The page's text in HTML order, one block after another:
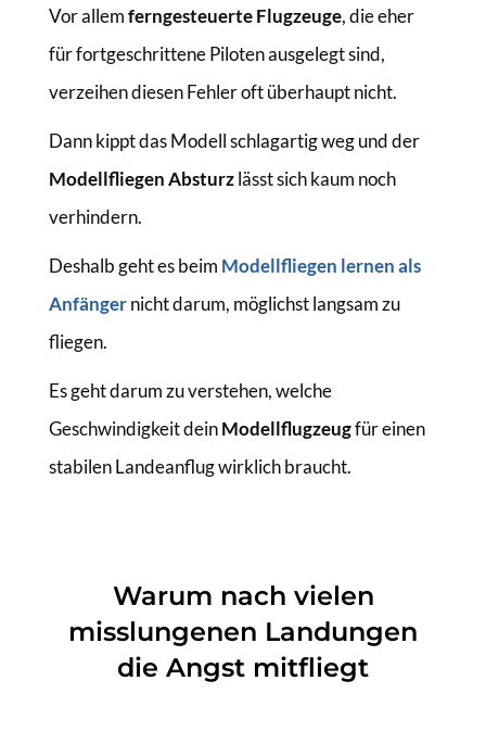
Vor allemferngesteuerte Flugzeuge, die eher
für fortgeschrittene Piloten ausgelegt sind,
verzeihen diesen Fehler oft überhaupt nicht.
Dann kippt das Modell schlagartig weg und der
Modellfliegen Absturzlässt sich kaum noch
verhindern.
Deshalb geht es beim Modellfliegen lernen als
Anfängernicht darum, möglichst langsam zu
fliegen.
Es geht darum zu verstehen, welche
Geschwindigkeit deinModellflugzeugfür einen
stabilen Landeanflug wirklich braucht.
Warum nach vielen
misslungenen Landungen
die Angst mitfliegt